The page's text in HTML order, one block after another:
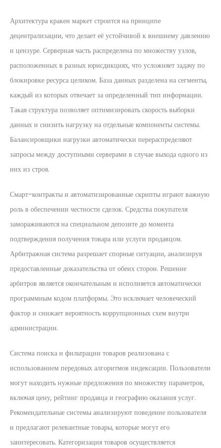
Архитектура кракен маркет строится на принципе
децентрализации, что делает её устойчивой к внешнему давлению
и цензуре. Серверная часть распределена по множеству узлов,
расположенных в разных юрисдикциях, что усложняет задачу по
блокировке ресурса целиком. База данных разделена на сегменты,
каждый из которых отвечает за определенный тип информации.
Такая структура позволяет оптимизировать скорость выборки
данных и снизить нагрузку на отдельные компоненты системы.
Балансировщики нагрузки автоматически перераспределяют
запросы между доступными серверами в случае выхода одного из
них из строя.
Смарт-контракты и автоматизированные скрипты играют важную
роль в обеспечении честности сделок. Средства покупателя
замораживаются на специальном депозите до момента
подтверждения получения товара или услуги продавцом.
Арбитражная система разрешает спорные ситуации, анализируя
предоставленные доказательства от обеих сторон. Решение
арбитров является окончательным и исполняется автоматически
программным кодом платформы. Это исключает человеческий
фактор и снижает вероятность коррупционных схем внутри
администрации.
Система поиска и фильтрации товаров реализована с
использованием передовых алгоритмов индексации. Пользователи
могут находить нужные предложения по множеству параметров,
включая цену, рейтинг продавца и географию оказания услуг.
Рекомендательные системы анализируют поведение пользователя
и предлагают релевантные товары, которые могут его
заинтересовать. Категоризация товаров осуществляется